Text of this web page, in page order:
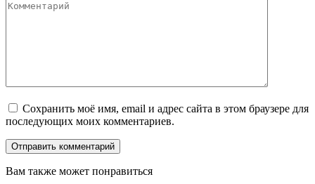
Сохранить моё имя, email и адрес сайта в этом браузере для
последующих моих комментариев.
Вам также может понравиться